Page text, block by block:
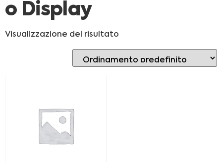
ACQUISTA IPHONE
RIVENDITORI B2B
o Display
Visualizzazione del risultato